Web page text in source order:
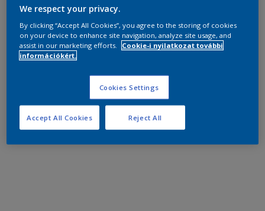
We respect your privacy.
By clicking “Accept All Cookies”, you agree to the storing of cookies
on your device to enhance site navigation, analyze site usage, and
assist in our marketing efforts.
Cookie-i nyilatkozat további
információkért.
Cookies Settings
Reject All
Accept All Cookies